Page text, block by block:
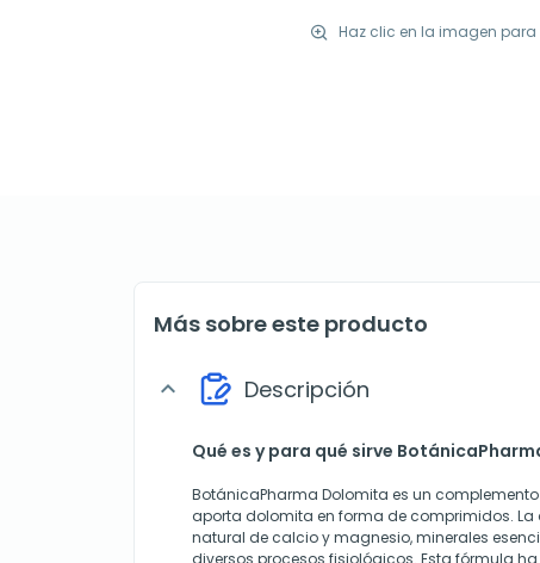
Haz clic en la imagen
Más sobre este producto
expand_more Descripción
Qué es y para qué sirve
BotánicaPharma Dolomita es un
aporta dolomita en forma de comprimidos. La
natural de calcio y magnesio, minerales
diversos procesos fisiológicos. Esta fórmula